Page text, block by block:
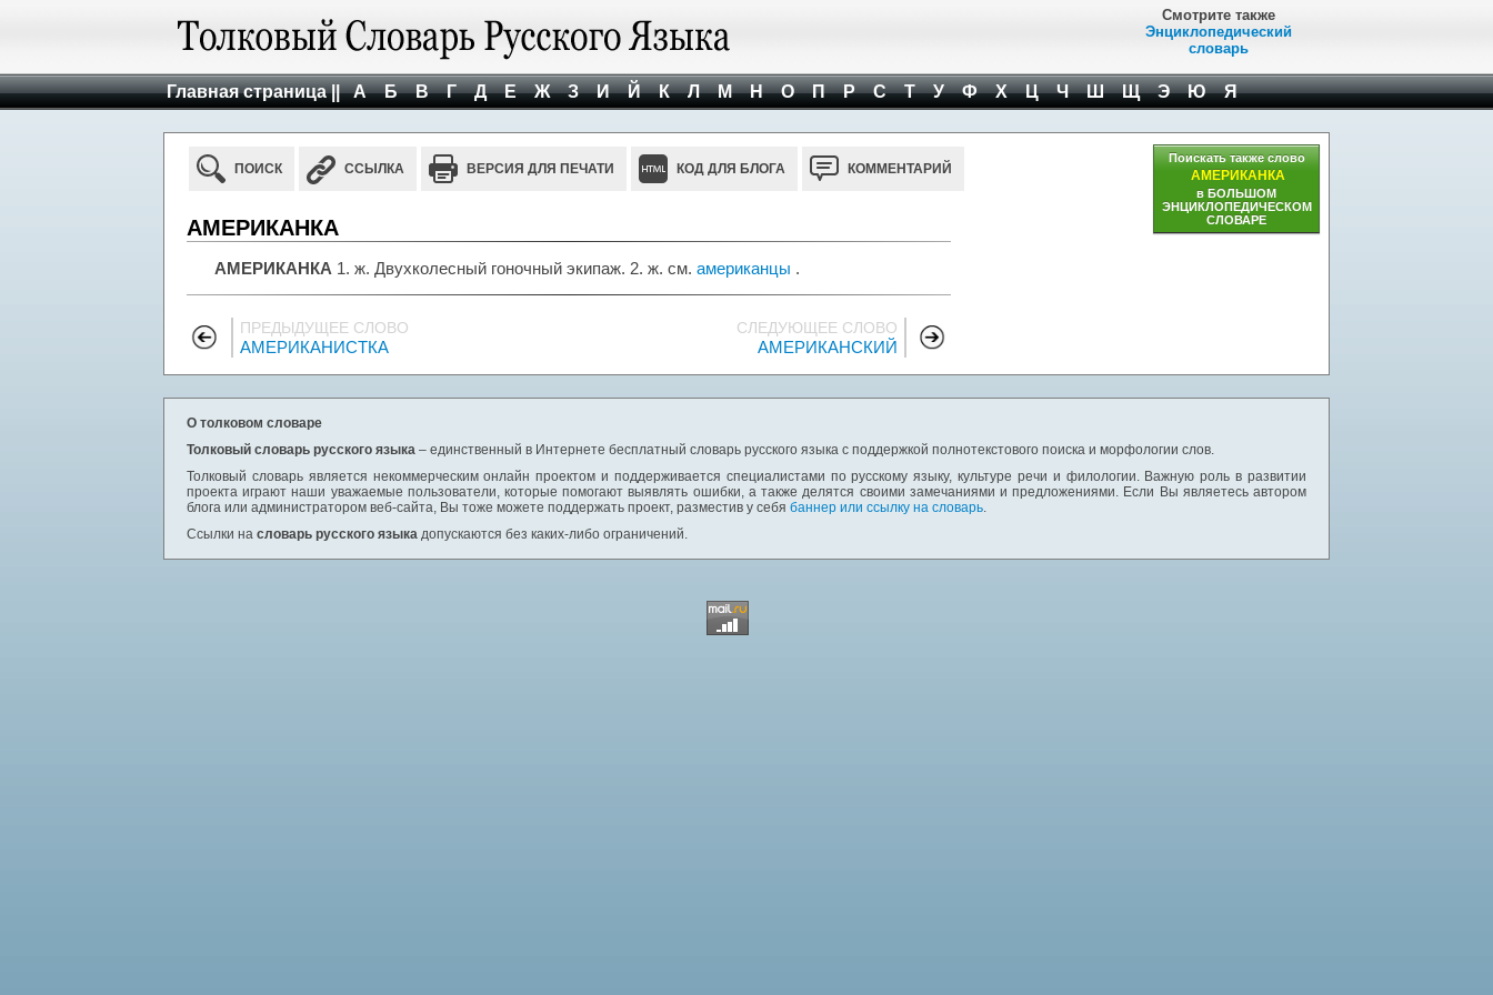
Смотрите также
Энциклопедический
словарь
Главная страница || А Б В Г Д Е Ж З И Й К Л М Н О П Р С Т У Ф Х Ц Ч Ш Щ Э Ю Я
ПОИСК ССЫЛКА ВЕРСИЯ ДЛЯ ПЕЧАТИ КОД ДЛЯ БЛОГА КОММЕНТАРИЙ
АМЕРИКАНКА
АМЕРИКАНКА 1. ж. Двухколесный гоночный экипаж. 2. ж. см. американцы .
ПРЕДЫДУЩЕЕ СЛОВО
АМЕРИКАНИСТКА
СЛЕДУЮЩЕЕ СЛОВО
АМЕРИКАНСКИЙ
Поискать также слово
АМЕРИКАНКА
в БОЛЬШОМ
ЭНЦИКЛОПЕДИЧЕСКОМ
СЛОВАРЕ
О толковом словаре
Толковый словарь русского языка – единственный в Интернете бесплатный словарь русского языка с поддержкой полнотекстового поиска и морфологии слов.
Толковый словарь является некоммерческим онлайн проектом и поддерживается специалистами по русскому языку, культуре речи и филологии. Важную роль в развитии
проекта играют наши уважаемые пользователи, которые помогают выявлять ошибки, а также делятся своими замечаниями и предложениями. Если Вы являетесь автором
блога или администратором веб-сайта, Вы тоже можете поддержать проект, разместив у себя баннер или ссылку на словарь.
Ссылки на словарь русского языка допускаются без каких-либо ограничений.